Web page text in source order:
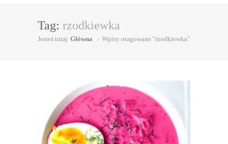
Tag: rzodkiewka
Jesteś tutaj Główna Wpisy otagowane "rzodkiewka"